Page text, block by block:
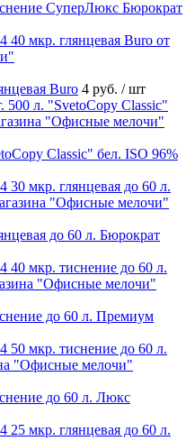
СуперЛюкс Бюрократ
Buro 4 руб. / шт
Classic" бел. ISO 96%
до 60 л. Бюрократ
до 60 л. Премиум
до 60 л. Люкс